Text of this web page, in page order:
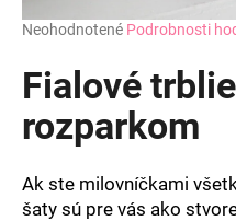
Priemerné
produktu
je
hviezdičiek.
Neohodnotené Podrobnosti
Fialové
rozparkom
Ak ste milovníčkami
šaty sú pre vás ako